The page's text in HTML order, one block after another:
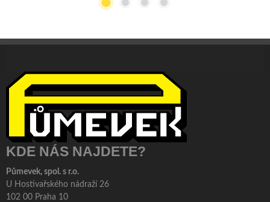
KDE NÁS NAJDETE?
Půmevek, spol. s r.o.
U Hostivařského nádraží 26
102 00 Praha 10